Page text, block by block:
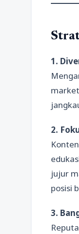
1.
2.
jujur
posisi
3.